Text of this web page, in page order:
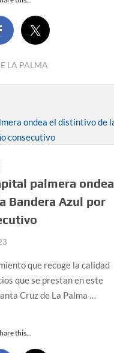
LA PALMA
palmera ondea
Bandera Azul por
que recoge la calidad
que se prestan en este
Cruz de La Palma …
this...